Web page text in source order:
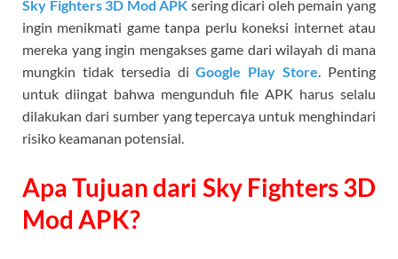
Sky Fighters 3D Mod APK sering dicari oleh pemain yang
ingin menikmati game tanpa perlu koneksi internet atau
mereka yang ingin mengakses game dari wilayah di mana
mungkin tidak tersedia di Google Play Store. Penting
untuk diingat bahwa mengunduh file APK harus selalu
dilakukan dari sumber yang tepercaya untuk menghindari
risiko keamanan potensial.
Apa Tujuan dari Sky Fighters 3D
Mod APK?